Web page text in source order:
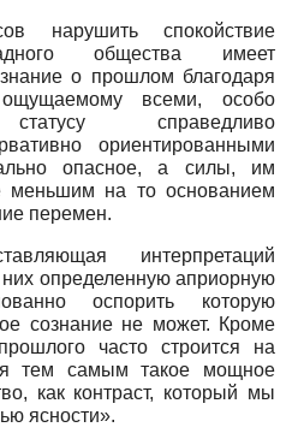
нарушить спокойствие
общества имеет
о прошлом благодаря
всеми, особо
статусу справедливо
ориентированными
опасное, а силы, им
меньшим на то основанием
перемен.
интерпретаций
оп­ределенную априорную
оспорить которую
сознание не может. Кроме
часто строится на
тем самым такое мощное
как контраст, который мы
ясности».